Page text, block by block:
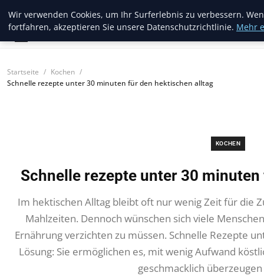
Blogread
Startseite
Kochen
Schnelle rezepte unter 30 minuten für den hektischen alltag
KOCHEN
Schnelle rezepte unter 30
Im hektischen Alltag bleibt oft nur wenig Zeit für die
Mahlzeiten. Dennoch wünschen sich viele
Ernährung verzichten zu müssen. Schnelle Rezepte
Lösung: Sie ermöglichen es, mit wenig Aufwand
geschmacklich
Wir verwenden Cookies, um Ihr Surferlebnis zu verbessern.
fortfahren, akzeptieren Sie unsere Datenschutzrichtlinie. Mehr